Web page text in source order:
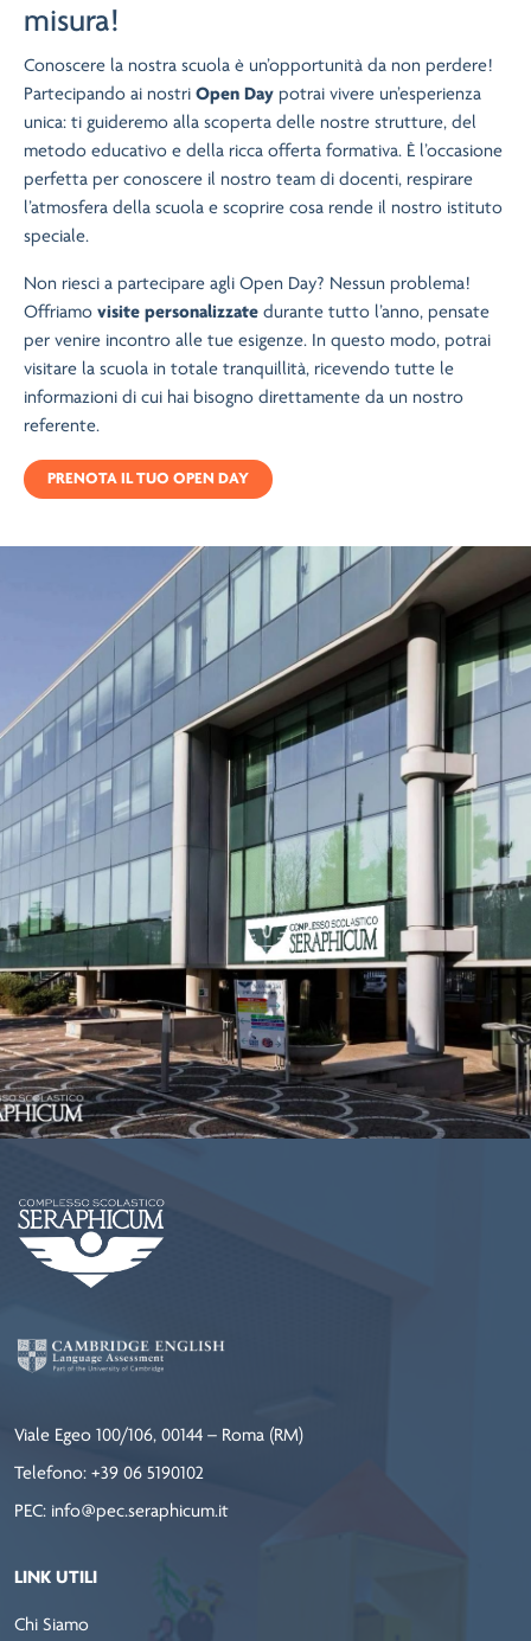
misura!
Conoscere la nostra scuola è un’opportunità da non perdere!
Partecipando ai nostri Open Day potrai vivere un’esperienza
unica: ti guideremo alla scoperta delle nostre strutture, del
metodo educativo e della ricca offerta formativa. È l’occasione
perfetta per conoscere il nostro team di docenti, respirare
l’atmosfera della scuola e scoprire cosa rende il nostro istituto
speciale.
Non riesci a partecipare agli Open Day? Nessun problema!
Offriamo visite personalizzate durante tutto l’anno, pensate
per venire incontro alle tue esigenze. In questo modo, potrai
visitare la scuola in totale tranquillità, ricevendo tutte le
informazioni di cui hai bisogno direttamente da un nostro
referente.
PRENOTA IL TUO OPEN DAY
Viale Egeo 100/106, 00144 – Roma (RM)
Telefono: +39 06 5190102
PEC: info@pec.seraphicum.it
LINK UTILI
Chi Siamo